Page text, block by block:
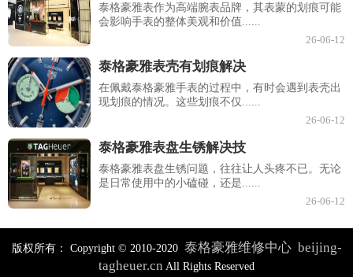
泰格豪雅表作为高端腕表品牌，其表蒙的划痕可能
会影响手表的整体美观和价值......
26-06-12
泰格豪雅表壳有划痕解决
在佩戴泰格豪雅手表的过程中，有时会遇到表壳出
现划痕的情况。这些划痕不仅......
26-06-12
泰格豪雅表盘生锈解决技
泰格豪雅表盘生锈问题，往往让人头疼不已。无论
是日常使用中的小磕碰，还是......
26-06-12
版权所有： Copyright © 2010-2020 泰格豪雅维修中心 beijing-
tagheuer.cn All Rights Reserved